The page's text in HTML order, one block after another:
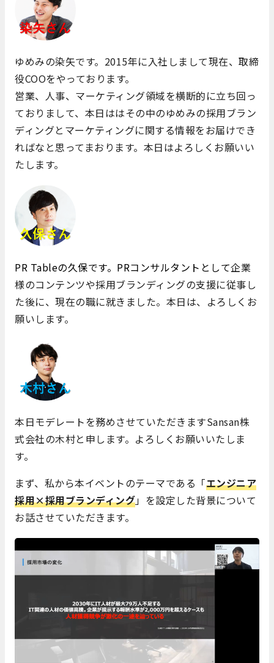
ゆめみの染矢です。2015年に入社しまして現在、取締
役COOをやっております。
営業、人事、マーケティング領域を横断的に立ち回っ
ておりまして、本日ははその中のゆめみの採用ブラン
ディングとマーケティングに関する情報をお届けでき
ればなと思ってまおります。本日はよろしくお願いい
たします。
PR Tableの久保です。 PRコンサルタントとして企業
様のコンテンツや採用ブランディングの支援に従事し
た後に、現在の職に就きました。本日は、よろしくお
願いします。
本日モデレートを務めさせていただきますSansan株
式会社の木村と申します。よろしくお願いいたしま
す。
まず、私から本イベントのテーマである「エンジニア
採用×採用ブランディング」を設定した背景について
お話させていただきます。